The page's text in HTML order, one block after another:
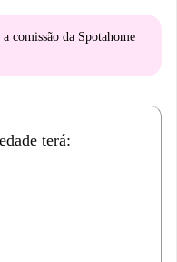
comissão da Spotahome
terá: